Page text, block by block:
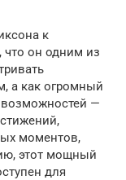
к
что он одним из
а как огромный
возможностей —
моментов,
этот мощный
для